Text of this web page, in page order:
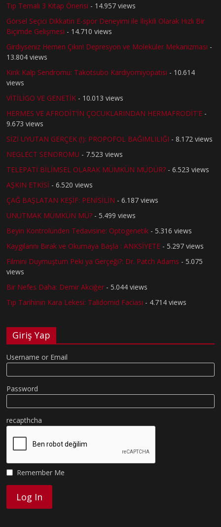
Tıp Temalı 3 Kitap Önerisi - 14.957 views
Görsel Seçici Dikkatin E-spor Deneyimi ile İlişkili Olarak Hızlı Bir
Biçimde Gelişmesi - 14.710 views
Girdiyseniz Hemen Çıkın! Depresyon ve Moleküler Mekanizması -
13.804 views
Kırık Kalp Sendromu: Takotsubo Kardiyomiyopatisi - 10.614
views
VİTİLİGO VE GENETİK - 10.013 views
HERMES VE AFRODİT’İN ÇOCUKLARINDAN HERMAFRODİT’E -
9.673 views
SİZİ UYUTAN GERÇEK (!): PROPOFOL BAĞIMLILIĞI - 8.172 views
NEGLECT SENDROMU - 7.523 views
TELEPATİ BİLİMSEL OLARAK MÜMKÜN MÜDÜR? - 6.523 views
AŞKIN ETKİSİ - 6.520 views
ÇAĞ BAŞLATAN KEŞİF: PENİSİLİN - 6.187 views
UNUTMAK MÜMKÜN MÜ? - 5.499 views
Beyin Kontrolünden Tedavisine: Optogenetik - 5.316 views
Kaygılarını Bırak ve Okumaya Başla : ANKSİYETE - 5.297 views
Filmini Duymuştum Peki ya Gerçeği?: Dr. Patch Adams - 5.075
views
Bir Nefes Daha: Demir Akciğer - 5.044 views
Tıp Tarihinin Kara Lekesi: Talidomid Faciası - 4.714 views
Giriş Yap
Username or Email
Password
recapthcha
Remember Me